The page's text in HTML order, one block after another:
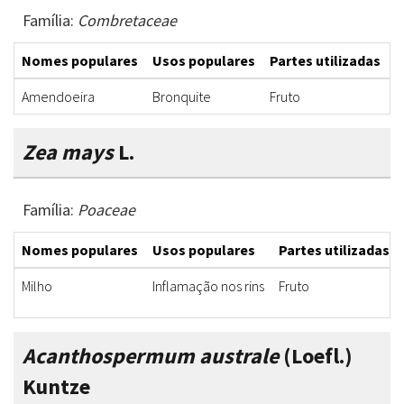
Família: Combretaceae
Nomes populares Usos populares Partes utilizadas
Amendoeira
Bronquite Fruto
Zea maysL.
Família: Poaceae
Nomes populares Usos populares
Partes utilizadas
Milho
Inflamação nos rins Fruto
Acanthospermum australe(Loefl.)
Kuntze